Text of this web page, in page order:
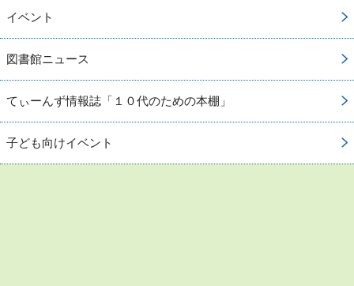
イベント
図書館ニュース
てぃーんず情報誌「１０代のための本棚」
子ども向けイベント